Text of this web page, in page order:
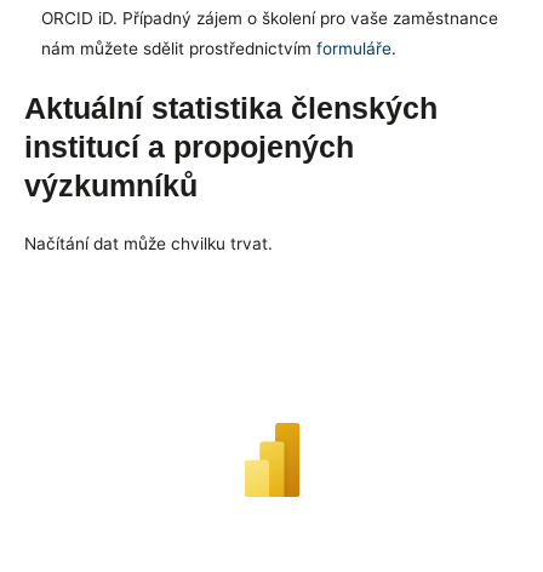
ORCID iD. Případný zájem o školení pro vaše zaměstnance
nám můžete sdělit prostřednictvím formuláře.
Aktuální statistika členských
institucí a propojených
výzkumníků
Načítání dat může chvilku trvat.